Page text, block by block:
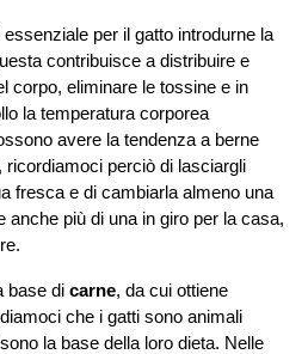
essenziale per il gatto introdurne la
contribuisce a distribuire e
corpo, eliminare le tossine e in
la temperatura corporea
avere la tendenza a berne
ricordiamoci perciò di lasciargli
fresca e di cambiarla almeno una
anche più di una in giro per la casa,
base di carne, da cui ottiene
che i gatti sono animali
la base della loro dieta. Nelle